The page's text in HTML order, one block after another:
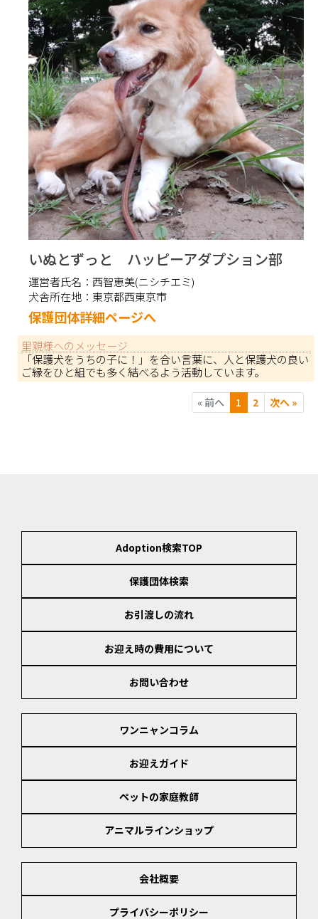
いぬとずっと ハッピーアダプション部
運営者氏名： 西智恵美(ニシチエミ)
犬舎所在地： 東京都西東京市
保護団体詳細ページへ
里親様へのメッセージ
「保護犬をうちの子に！」を合い言葉に、人と保護犬の良い
ご縁をひと組でも多く結べるよう活動しています。
« 前へ 1 2 次へ »
Adoption検索TOP
保護団体検索
お引渡しの流れ
お迎え時の費用について
お問い合わせ
ワンニャンコラム
お迎えガイド
ペットの家庭教師
アニマルラインショップ
会社概要
プライバシーポリシー